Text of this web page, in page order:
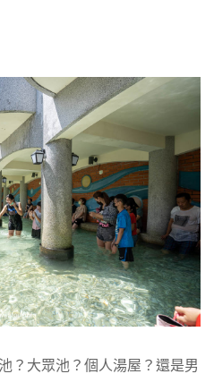
？大眾池？個人湯屋？還是男